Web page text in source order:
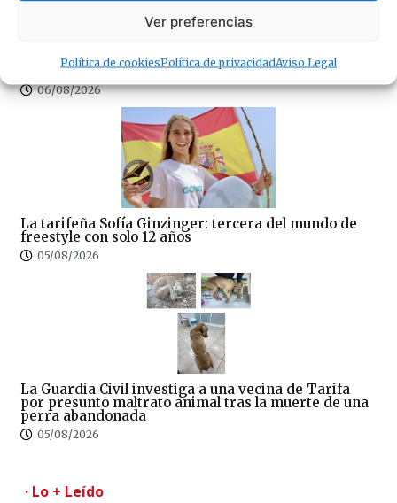
Ver preferencias
Política de cookiesPolítica de privacidadAviso Legal
«La OPE» no les da ni una foto a los empresarios de
FAET y ACOTA
06/08/2026
La tarifeña Sofía Ginzinger: tercera del mundo de
freestyle con solo 12 años
05/08/2026
La Guardia Civil investiga a una vecina de Tarifa
por presunto maltrato animal tras la muerte de una
perra abandonada
05/08/2026
· Lo + Leído